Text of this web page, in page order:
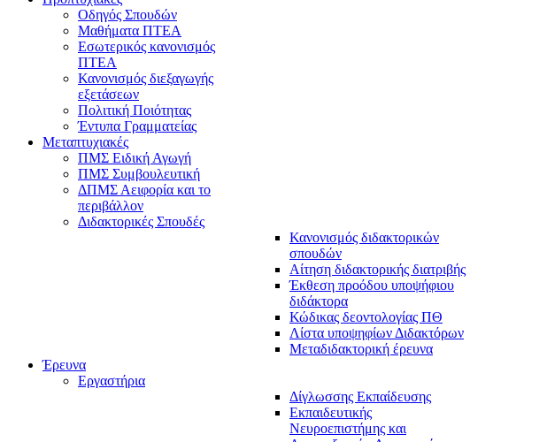
Οδηγός Σπουδών
Μαθήματα ΠΤΕΑ
Εσωτερικός κανονισμός
ΠΤΕΑ
Κανονισμός διεξαγωγής
εξετάσεων
Πολιτική Ποιότητας
Έντυπα Γραμματείας
Μεταπτυχιακές
ΠΜΣ Ειδική Αγωγή
ΠΜΣ Συμβουλευτική
ΔΠΜΣ Αειφορία και το
περιβάλλον
Διδακτορικές Σπουδές
Κανονισμός διδακτορικών
σπουδών
Αίτηση διδακτορικής διατριβής
Έκθεση προόδου υποψήφιου
διδάκτορα
Κώδικας δεοντολογίας ΠΘ
Λίστα υποψηφίων Διδακτόρων
Μεταδιδακτορική έρευνα
Έρευνα
Εργαστήρια
Δίγλωσσης Εκπαίδευσης
Εκπαιδευτικής
Νευροεπιστήμης και